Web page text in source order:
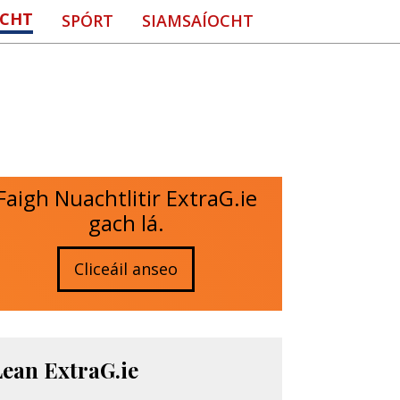
SPÓRT SIAMSAÍOCHT
Nuachtlitir ExtraG.ie
gach lá.
Cliceáil anseo
ExtraG.ie